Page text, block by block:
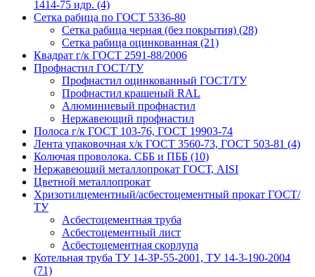
1414-75 идр. (4)
Сетка рабица по ГОСТ 5336-80
Сетка рабица черная (без покрытия) (28)
Сетка рабица оцинкованная (21)
Квадрат г/к ГОСТ 2591-88/2006
Профнастил ГОСТ/ТУ
Профнастил оцинкованный ГОСТ/ТУ
Профнастил крашеный RAL
Алюминиевый профнастил
Нержавеющий профнастил
Полоса г/к ГОСТ 103-76, ГОСТ 19903-74
Лента упаковочная х/к ГОСТ 3560-73, ГОСТ 503-81 (4)
Колючая проволока. СББ и ПББ (10)
Нержавеющий металлопрокат ГОСТ, AISI
Цветной металлопрокат
Хризотилцементный/асбестоцементный прокат ГОСТ/
ТУ
Асбестоцементная труба
Асбестоцементный лист
Асбестоцементная скорлупа
Котельная труба ТУ 14-3Р-55-2001, ТУ 14-3-190-2004
(71)